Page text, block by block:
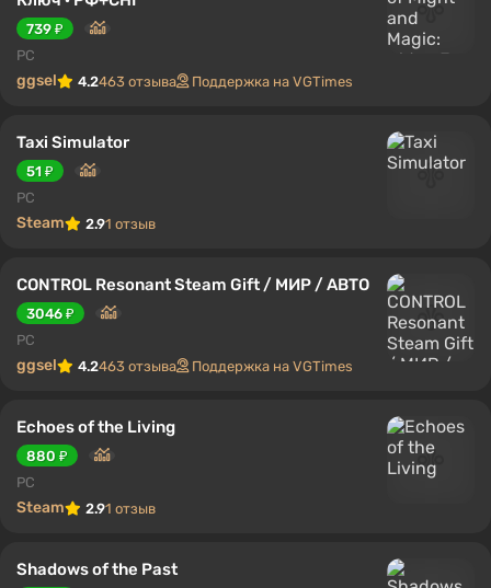
739 ₽
PC
ggsel 4.2463 отзыва Поддержка на VGTimes
Taxi Simulator
51 ₽
PC
Steam 2.91 отзыв
CONTROL Resonant Steam Gift / МИР / АВТО
3046 ₽
PC
ggsel 4.2463 отзыва Поддержка на VGTimes
Echoes of the Living
880 ₽
PC
Steam 2.91 отзыв
Shadows of the Past